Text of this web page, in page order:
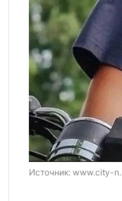
Источник: www.city-